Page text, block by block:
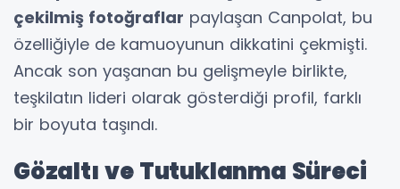
çekilmiş fotoğraflar paylaşan Canpolat, bu
özelliğiyle de kamuoyunun dikkatini çekmişti.
Ancak son yaşanan bu gelişmeyle birlikte,
teşkilatın lideri olarak gösterdiği profil, farklı
bir boyuta taşındı.
Gözaltı ve Tutuklanma Süreci